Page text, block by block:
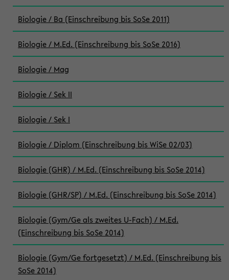
Biologie / Ba (Einschreibung bis SoSe 2011)
Biologie / M.Ed. (Einschreibung bis SoSe 2016)
Biologie / Mag
Biologie / Sek II
Biologie / Sek I
Biologie / Diplom (Einschreibung bis WiSe 02/03)
Biologie (GHR) / M.Ed. (Einschreibung bis SoSe 2014)
Biologie (GHR/SP) / M.Ed. (Einschreibung bis SoSe 2014)
Biologie (Gym/Ge als zweites U-Fach) / M.Ed.
(Einschreibung bis SoSe 2014)
Biologie (Gym/Ge fortgesetzt) / M.Ed. (Einschreibung bis
SoSe 2014)